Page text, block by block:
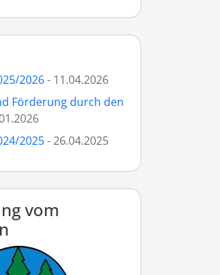
2026- 11.04.2026
Förderung durch den
2025- 26.04.2025
vom